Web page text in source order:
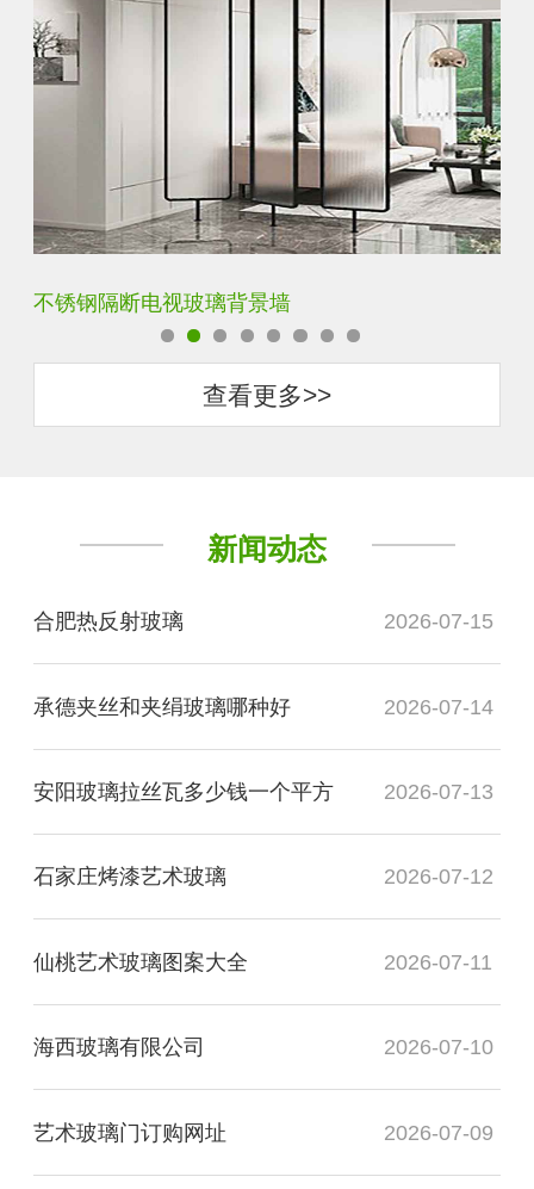
钢化背景墙平面烤漆玻璃
查看更多>>
新闻动态
合肥热反射玻璃 2026-07-15
承德夹丝和夹绢玻璃哪种好 2026-07-14
安阳玻璃拉丝瓦多少钱一个平方 2026-07-13
石家庄烤漆艺术玻璃 2026-07-12
仙桃艺术玻璃图案大全 2026-07-11
海西玻璃有限公司 2026-07-10
艺术玻璃门订购网址 2026-07-09